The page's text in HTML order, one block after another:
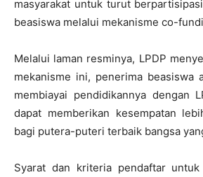
masyarakat untuk turut
beasiswa melalui mekanisme co-
Melalui laman resminya, LPDP
mekanisme ini, penerima beasiswa
membiayai pendidikannya dengan
dapat memberikan kesempatan
bagi putera-puteri terbaik bangsa
Syarat dan kriteria pendaftar